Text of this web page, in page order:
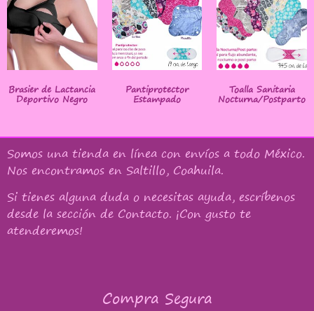
Brasier de Lactancia
Deportivo Negro
Pantiprotector
Estampado
Toalla Sanitaria
Nocturna/Postparto
Somos una tienda en línea con envíos a todo México.
Nos encontramos en Saltillo, Coahuila.
Si tienes alguna duda o necesitas ayuda, escríbenos
desde la sección de Contacto. ¡Con gusto te
atenderemos!
Compra Segura